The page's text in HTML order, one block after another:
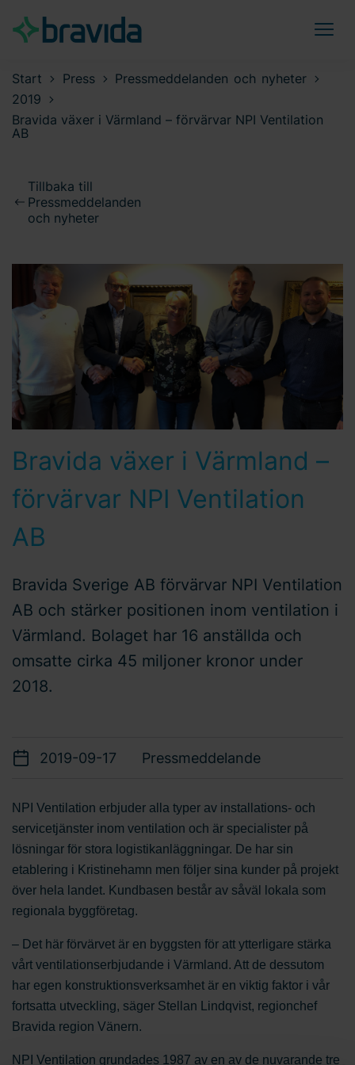
Start Press
Pressmeddelanden och nyheter
2019
Bravida växer i Värmland – förvärvar NPI Ventilation
AB
Tillbaka till
Pressmeddelanden
och nyheter
Bravida växer i Värmland –
förvärvar NPI Ventilation
AB
Bravida Sverige AB förvärvar NPI Ventilation
AB och stärker positionen inom ventilation i
Värmland. Bolaget har 16 anställda och
omsatte cirka 45 miljoner kronor under
2018.
2019-09-17 Pressmeddelande
NPI Ventilation erbjuder alla typer av installations- och
servicetjänster inom ventilation och är specialister på
lösningar för stora logistikanläggningar. De har sin
etablering i Kristinehamn men följer sina kunder på projekt
över hela landet. Kundbasen består av såväl lokala som
regionala byggföretag.
– Det här förvärvet är en byggsten för att ytterligare stärka
vårt ventilationserbjudande i Värmland. Att de dessutom
har egen konstruktionsverksamhet är en viktig faktor i vår
fortsatta utveckling, säger Stellan Lindqvist, regionchef
Bravida region Vänern.
NPI Ventilation grundades 1987 av en av de nuvarande tre